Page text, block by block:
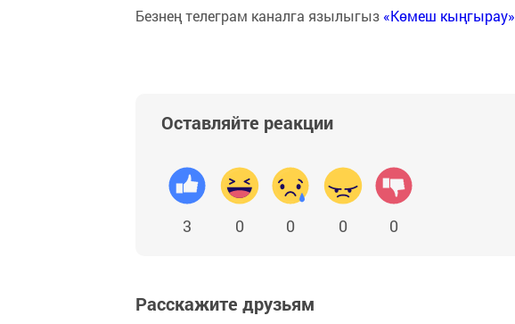
Безнең телеграм каналга язылыгыз «Көмеш кыңгырау»
Оставляйте реакции
3 0 0 0 0
Расскажите друзьям